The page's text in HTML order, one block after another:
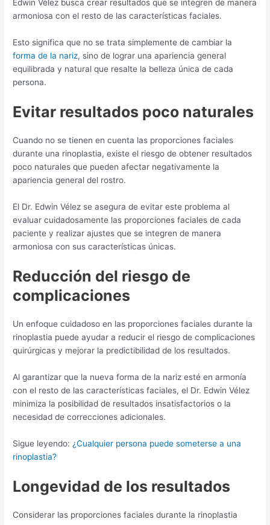
Edwin Vélez busca crear resultados que se integren de manera
armoniosa con el resto de las características faciales.
Esto significa que no se trata simplemente de cambiar la
forma de la nariz, sino de lograr una apariencia general
equilibrada y natural que resalte la belleza única de cada
persona.
Evitar resultados poco naturales
Cuando no se tienen en cuenta las proporciones faciales
durante una rinoplastia, existe el riesgo de obtener resultados
poco naturales que pueden afectar negativamente la
apariencia general del rostro.
El Dr. Edwin Vélez se asegura de evitar este problema al
evaluar cuidadosamente las proporciones faciales de cada
paciente y realizar ajustes que se integren de manera
armoniosa con sus características únicas.
Reducción del riesgo de
complicaciones
Un enfoque cuidadoso en las proporciones faciales durante la
rinoplastia puede ayudar a reducir el riesgo de complicaciones
quirúrgicas y mejorar la predictibilidad de los resultados.
Al garantizar que la nueva forma de la nariz esté en armonía
con el resto de las características faciales, el Dr. Edwin Vélez
minimiza la posibilidad de resultados insatisfactorios o la
necesidad de correcciones adicionales.
Sigue leyendo: ¿Cualquier persona puede someterse a una
rinoplastia?
Longevidad de los resultados
Considerar las proporciones faciales durante la rinoplastia